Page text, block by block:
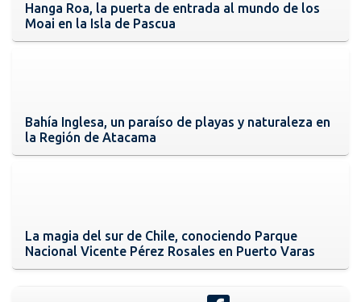
Hanga Roa, la puerta de entrada al mundo de los
Moai en la Isla de Pascua
Bahía Inglesa, un paraíso de playas y naturaleza en
la Región de Atacama
La magia del sur de Chile, conociendo Parque
Nacional Vicente Pérez Rosales en Puerto Varas